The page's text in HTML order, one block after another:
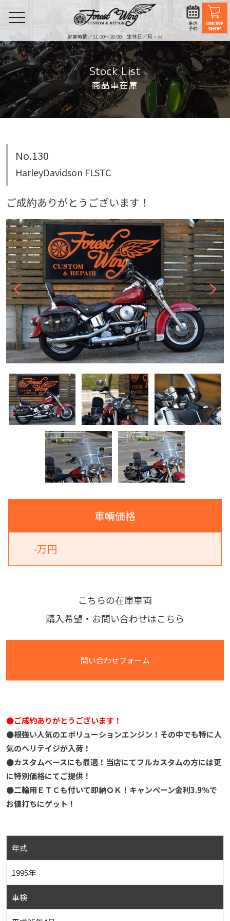
営業時間／11:00〜18:00 定休日／月・火
toggle
navigation
Stock List
商品車在庫
No.130
HarleyDavidson FLSTC
ご成約ありがとうございます！
車輌価格
-万円
こちらの在庫車両
購入希望・お問い合わせはこちら
問い合わせフォーム
●ご成約ありがとうございます！
●根強い人気のエボリューションエンジン！その中でも特に人
気のヘリテイジが入荷！
●カスタムベースにも最適！当店にてフルカスタムの方には更
に特別価格にてご提供！
●二輪用ＥＴＣも付いて即納ＯＫ！キャンペーン金利3.9％で
お値打ちにゲット！
年式
1995年
車検